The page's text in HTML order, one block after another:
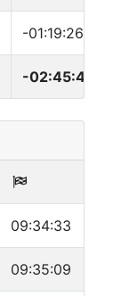
-01:19:26
-02:45:40
09:34:33
09:35:09